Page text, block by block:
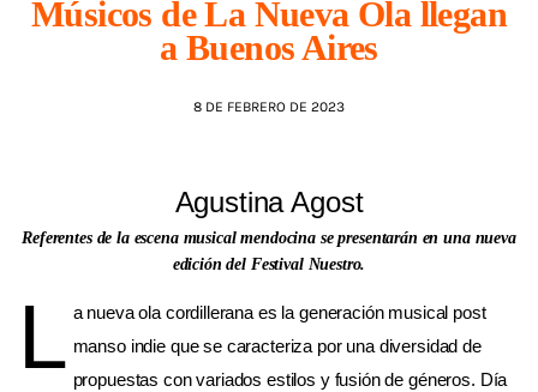
AGENDA
Músicos de La Nueva Ola llegan
a Buenos Aires
8 DE FEBRERO DE 2023
Agustina Agost
Referentes de la escena musical mendocina se presentarán en una nueva
edición del Festival Nuestro.
L a nueva ola cordillerana es la generación musical post
manso indie que se caracteriza por una diversidad de
propuestas con variados estilos y fusión de géneros. Día